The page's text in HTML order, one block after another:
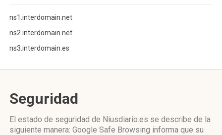
ns1.interdomain.net
ns2.interdomain.net
ns3.interdomain.es
Seguridad
El estado de seguridad de Niusdiario.es se describe de la
siguiente manera: Google Safe Browsing informa que su